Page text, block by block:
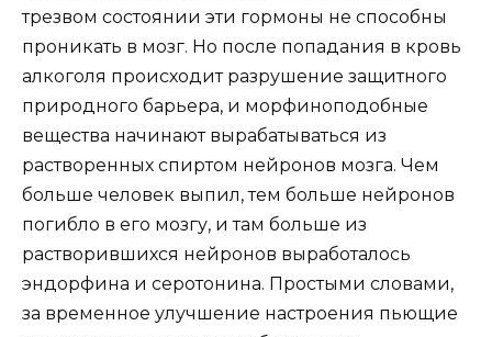
трезвом состоянии эти гормоны не способны
проникать в мозг. Но после попадания в кровь
алкоголя происходит разрушение защитного
природного барьера, и морфиноподобные
вещества начинают вырабатываться из
растворенных спиртом нейронов мозга. Чем
больше человек выпил, тем больше нейронов
погибло в его мозгу, и там больше из
растворившихся нейронов выработалось
эндорфина и серотонина. Простыми словами,
за временное улучшение настроения пьющие